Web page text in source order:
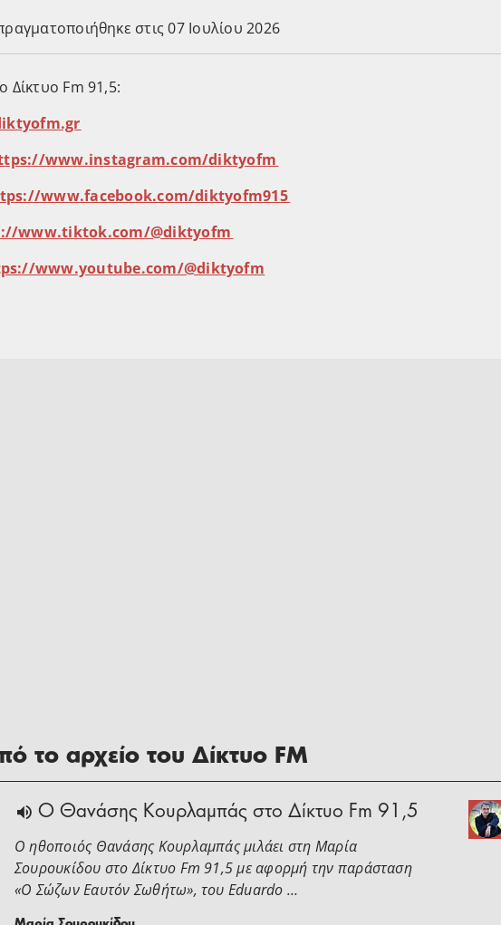
στις 07 Ιουλίου 2026
Δίκτυο Fm 91,5:
www.instagram.com/diktyofm⁠⁠⁠⁠⁠⁠⁠⁠⁠
www.facebook.com/diktyofm915⁠⁠⁠⁠⁠⁠⁠⁠⁠
www.tiktok.com/@diktyofm⁠⁠⁠⁠⁠⁠⁠⁠⁠
www.youtube.com/@diktyofm⁠
το αρχείο του Δίκτυο FM
Ο Θανάσης Κουρλαμπάς στο Δίκτυο Fm 91,5
Ο ηθοποιός Θανάσης Κουρλαμπάς μιλάει στη Μαρία
Σουρουκίδου στο Δίκτυο Fm 91,5 με αφορμή την παράσταση
«Ο Σώζων Εαυτόν Σωθήτω», του Eduardo …